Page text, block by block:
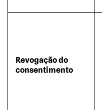
Revogação do
consentimento